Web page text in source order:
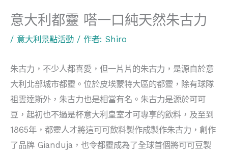
意大利都靈 嗒一口純天然朱古力
/ 意大利景點活動 / 作者: Shiro
朱古力，不少人都喜愛，但一片片的朱古力，是源自於意
大利北部城市都靈。位於皮埃蒙特大區的都靈，除有球隊
祖雲達斯外，朱古力也是相當有名。朱古力是源於可可
豆，起初也不過是杯意大利皇室才可專享的飲料，及至到
1865年，都靈人才將這可可飲料製作成製作朱古力，創作
了品牌 Gianduja，也令都靈成為了全球首個將可可豆製